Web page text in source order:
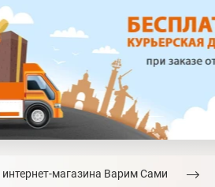
интернет-магазина Варим Сами